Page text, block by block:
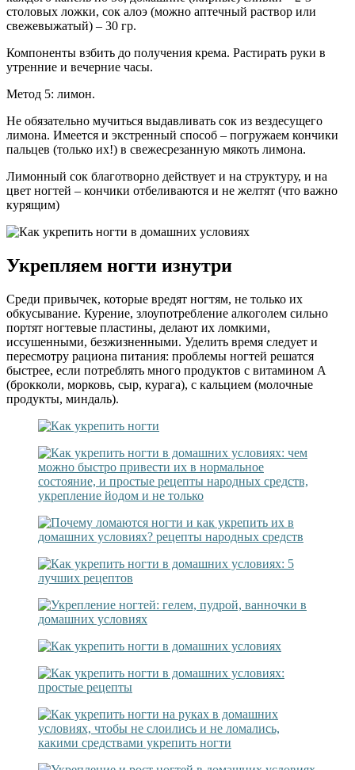
столовых ложки, сок алоэ (можно аптечный раствор или
свежевыжатый) – 30 гр.
Компоненты взбить до получения крема. Растирать руки в
утренние и вечерние часы.
Метод 5: лимон.
Не обязательно мучиться выдавливать сок из вездесущего
лимона. Имеется и экстренный способ – погружаем кончики
пальцев (только их!) в свежесрезанную мякоть лимона.
Лимонный сок благотворно действует и на структуру, и на
цвет ногтей – кончики отбеливаются и не желтят (что важно
курящим)
Укрепляем ногти изнутри
Среди привычек, которые вредят ногтям, не только их
обкусывание. Курение, злоупотребление алкоголем сильно
портят ногтевые пластины, делают их ломкими,
иссушенными, безжизненными. Уделить время следует и
пересмотру рациона питания: проблемы ногтей решатся
быстрее, если потреблять много продуктов с витамином А
(брокколи, морковь, сыр, курага), с кальцием (молочные
продукты, миндаль).